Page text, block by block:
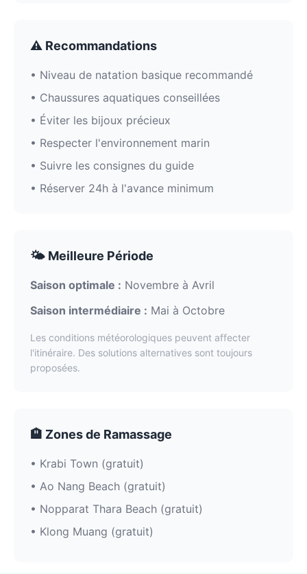
⚠️ Recommandations
• Niveau de natation basique recommandé
• Chaussures aquatiques conseillées
• Éviter les bijoux précieux
• Respecter l'environnement marin
• Suivre les consignes du guide
• Réserver 24h à l'avance minimum
🌤️ Meilleure Période
Saison optimale : Novembre à Avril
Saison intermédiaire : Mai à Octobre
Les conditions météorologiques peuvent affecter
l'itinéraire. Des solutions alternatives sont toujours
proposées.
🏨 Zones de Ramassage
• Krabi Town (gratuit)
• Ao Nang Beach (gratuit)
• Nopparat Thara Beach (gratuit)
• Klong Muang (gratuit)